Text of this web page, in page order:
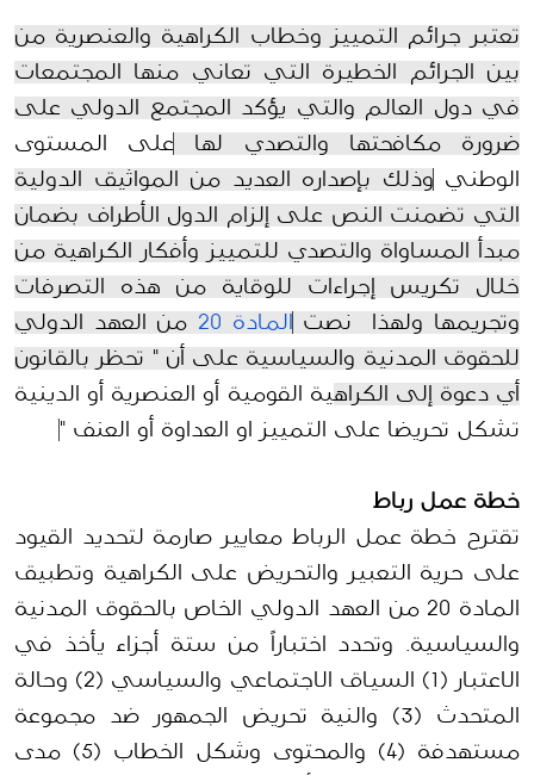
تعتبر جرائم التمييز وخطاب الكراهية والعنصرية من
بين الجرائم الخطيرة التي تعاني منها المجتمعات
في دول العالم والتي يؤكد المجتمع الدولي على
ضرورة مكافحتها والتصدي لها على المستوى
الوطني وذلك بإصداره العديد من المواثيق الدولية
التي تضمنت النص على إلزام الدول الأطراف بضمان
مبدأ المساواة والتصدي للتمييز وأفكار الكراهية من
خلال تكريس إجراءات للوقاية من هذه التصرفات
وتجريمها ولهذا نصت
المادة
من العهد الدولي
للحقوق المدنية والسياسية على أن " تحظر بالقانون
أي دعوة إلى الكراهية القومية أو العنصرية أو الدينية
تشكل تحريضا على التمييز او العداوة أو العنف "
خطة عمل رباط
تقترح خطة عمل
الرباط معايير صارمة لتحديد القيود
على حرية التعبير والتحريض على الكراهية وتطبيق
المادة 20 من العهد الدولي الخاص بالحقوق المدنية
والسياسية. وتحدد اختباراً من ستة أجزاء يأخذ في
الاعتبار (1) السياق الاجتماعي والسياسي (2) وحالة
المتحدث (3) والنية تحريض الجمهور ضد مجموعة
مستهدفة (4) والمحتوى وشكل الخطاب (5) مدى